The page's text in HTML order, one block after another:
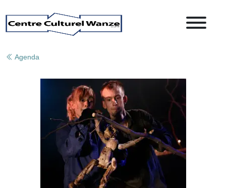
Agenda